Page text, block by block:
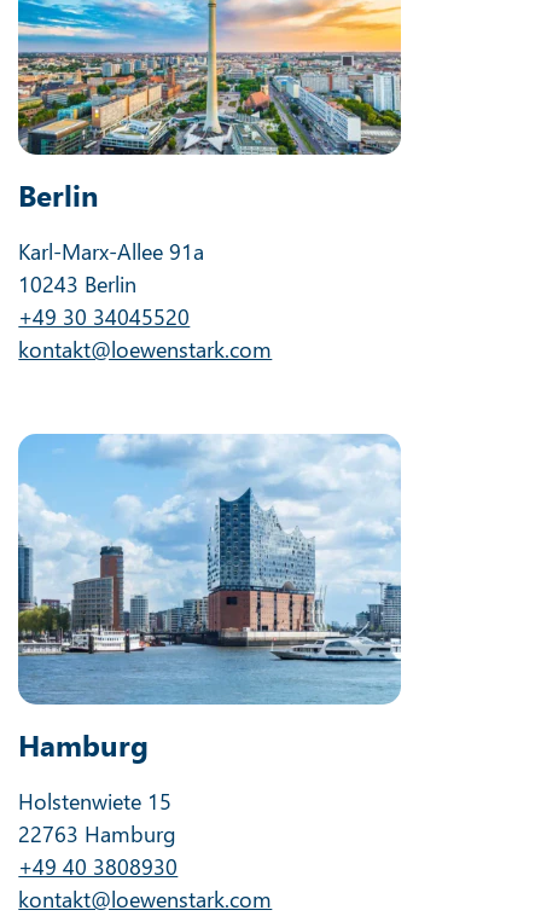
Berlin
Karl-Marx-Allee 91a
10243 Berlin
+49 30 34045520
kontakt@loewenstark.com
Hamburg
Holstenwiete 15
22763 Hamburg
+49 40 3808930
kontakt@loewenstark.com